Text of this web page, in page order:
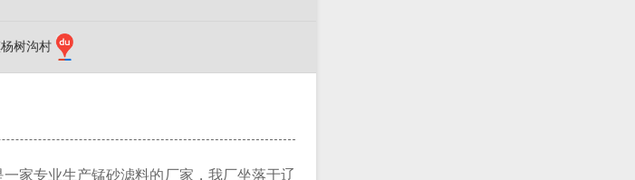
树沟村
家专业生产锰砂滤料的厂家，我厂坐落于辽